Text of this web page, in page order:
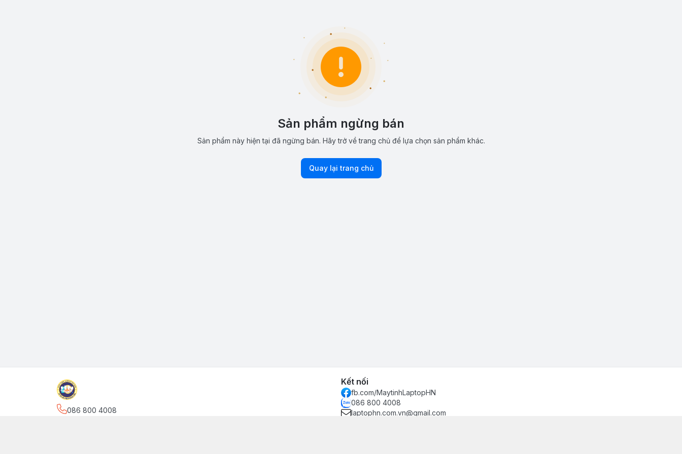
Sản phẩm ngừng bán
Sản phẩm này hiện tại đã ngừng bán. Hãy trở về trang chủ để lựa chọn sản phẩm khác.
Quay lại trang chủ
086 800 4008
Kết nối
fb.com/MaytinhLaptopHN
086 800 4008
laptophn.com.vn@gmail.com